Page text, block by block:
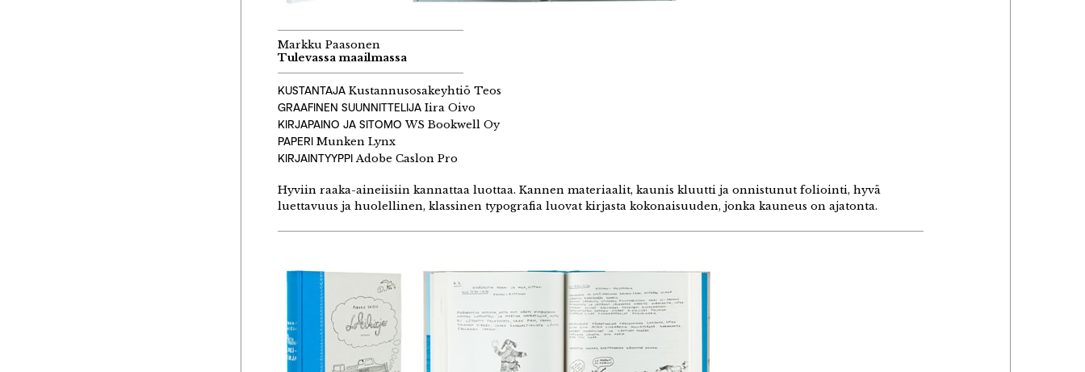
Markku Paasonen
Tulevassa maailmassa
KUSTANTAJA Kustannusosakeyhtiö Teos
GRAAFINEN SUUNNITTELIJA Iira Oivo
KIRJAPAINO JA SITOMO WS Bookwell Oy
PAPERI Munken Lynx
KIRJAINTYYPPIAdobe Caslon Pro
Hyviin raaka-aineiisiin kannattaa luottaa. Kannen materiaalit, kaunis kluutti ja onnistunut foliointi, hyvä
luettavuus ja huolellinen, klassinen typografia luovat kirjasta kokonaisuuden, jonka kauneus on ajatonta.